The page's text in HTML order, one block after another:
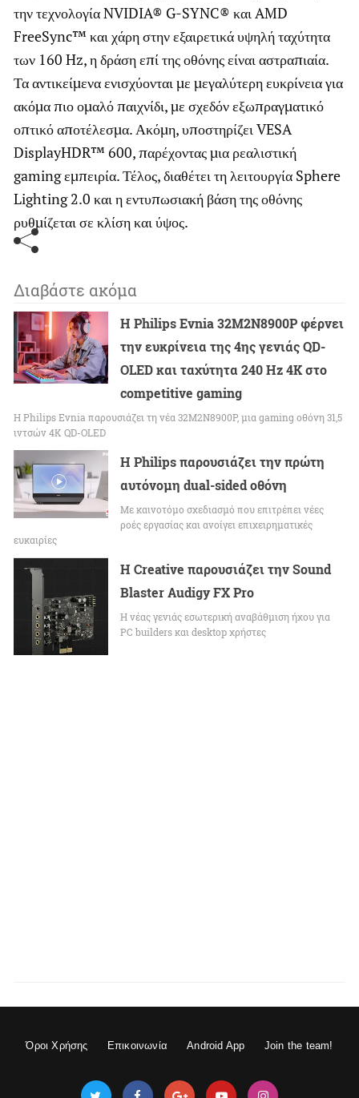
την τεχνολογία NVIDIA® G-SYNC® και AMD
FreeSync™ και χάρη στην εξαιρετικά υψηλή ταχύτητα
των 160 Hz, η δράση επί της οθόνης είναι αστραπιαία.
Τα αντικείμενα ενισχύονται με μεγαλύτερη ευκρίνεια για
ακόμα πιο ομαλό παιχνίδι, με σχεδόν εξωπραγματικό
οπτικό αποτέλεσμα. Ακόμη, υποστηρίζει VESA
DisplayHDR™ 600, παρέχοντας μια ρεαλιστική
gaming εμπειρία. Τέλος, διαθέτει τη λειτουργία Sphere
Lighting 2.0 και η εντυπωσιακή βάση της οθόνης
ρυθμίζεται σε κλίση και ύψος.
Διαβάστε ακόμα
Η Philips Evnia 32M2N8900P φέρνει
την ευκρίνεια της 4ης γενιάς QD-
OLED και ταχύτητα 240 Hz 4K στο
competitive gaming
Η Philips Evnia παρουσιάζει τη νέα 32M2N8900P, μια gaming οθόνη 31,5
ιντσών 4K QD-OLED
Η Philips παρουσιάζει την πρώτη
αυτόνομη dual-sided οθόνη
Με καινοτόμο σχεδιασμό που επιτρέπει νέες
ροές εργασίας και ανοίγει επιχειρηματικές
ευκαιρίες
Η Creative παρουσιάζει την Sound
Blaster Audigy FX Pro
Η νέας γενιάς εσωτερική αναβάθμιση ήχου για
PC builders και desktop χρήστες
Όροι Χρήσης Επικοινωνία Android App Join the team!